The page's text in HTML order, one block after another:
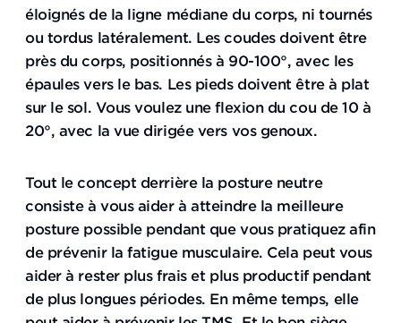
éloignés de la ligne médiane du corps, ni tournés
ou tordus latéralement. Les coudes doivent être
près du corps, positionnés à 90-100°, avec les
épaules vers le bas. Les pieds doivent être à plat
sur le sol. Vous voulez une flexion du cou de 10 à
20°, avec la vue dirigée vers vos genoux.
Tout le concept derrière la posture neutre
consiste à vous aider à atteindre la meilleure
posture possible pendant que vous pratiquez afin
de prévenir la fatigue musculaire. Cela peut vous
aider à rester plus frais et plus productif pendant
de plus longues périodes. En même temps, elle